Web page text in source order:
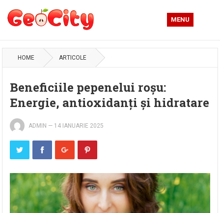
MENU
HOME ARTICOLE
Beneficiile pepenelui roșu:
Energie, antioxidanți și hidratare
ADMIN — 14 IANUARIE 2025